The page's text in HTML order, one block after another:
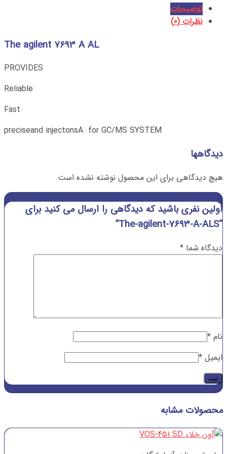
توضیحات
نظرات (0)
The agilent 7693 A AL
PROVIDES
preciseand injectonsA for GC/MS SYSTEM
دیدگاهها
هیچ دیدگاهی برای این محصول نوشته نشده است.
اولین نفری باشید که دیدگاهی را ارسال می کنید برای
“The-agilent-7693-A-ALS”
دیدگاه شما *
نام *
ایمیل *
محصولات مشابه